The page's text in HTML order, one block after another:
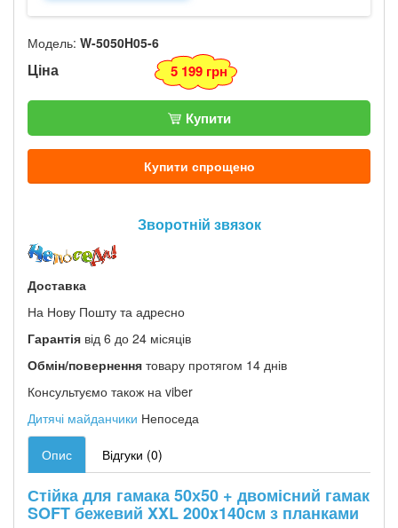
Модель: W-5050H05-6
Ціна 5 199 грн
Купити
Купити спрощено
Зворотній звязок
Доставка
На Нову Пошту та адресно
Гарантія від 6 до 24 місяців
Обмін/повернення товару протягом 14 днів
Консультуємо також на viber
Дитячі майданчики Непоседа
Опис Відгуки (0)
Стійка для гамака 50х50 + двомісний гамак
SOFT бежевий XXL 200x140см з планками